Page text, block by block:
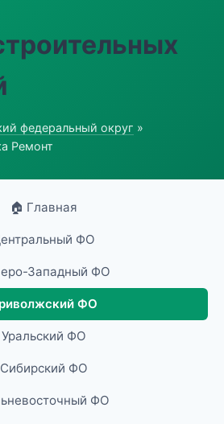
федеральный округ »
Ремонт
🏠 Главная
ФО
Западный ФО
ФО
Уральский ФО
Сибирский ФО
ФО